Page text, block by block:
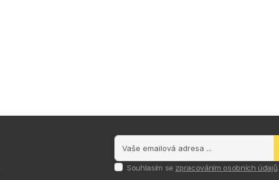
Souhlasím se zpracováním osobních údajů.